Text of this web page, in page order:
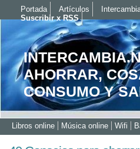
AHORRAR,
CONSUMO Y
Libros online Música online Wifi
Portada Artículos
Suscribir x RSS